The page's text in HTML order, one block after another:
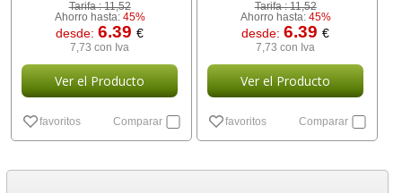
Tarifa :11,52
Ahorro hasta: 45%
desde:6.39€
7,73 con Iva
Ver el Producto
favoritos Comparar
Tarifa :11,52
Ahorro hasta: 45%
desde:6.39€
7,73 con Iva
Ver el Producto
favoritos Comparar